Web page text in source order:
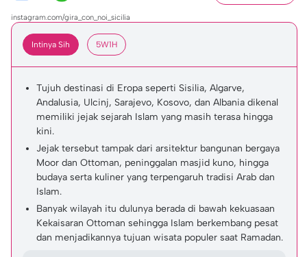
instagram.com/gira_con_noi_sicilia
Intinya Sih 5W1H
Tujuh destinasi di Eropa seperti Sisilia, Algarve,
Andalusia, Ulcinj, Sarajevo, Kosovo, dan Albania dikenal
memiliki jejak sejarah Islam yang masih terasa hingga
kini.
Jejak tersebut tampak dari arsitektur bangunan bergaya
Moor dan Ottoman, peninggalan masjid kuno, hingga
budaya serta kuliner yang terpengaruh tradisi Arab dan
Islam.
Banyak wilayah itu dulunya berada di bawah kekuasaan
Kekaisaran Ottoman sehingga Islam berkembang pesat
dan menjadikannya tujuan wisata populer saat Ramadan.